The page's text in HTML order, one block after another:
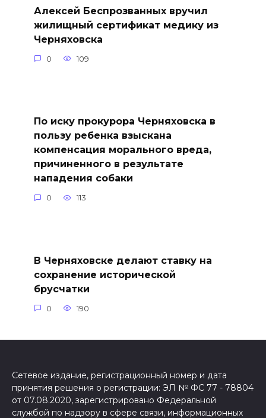
Алексей Беспрозванных вручил
жилищный сертификат медику из
Черняховска
0 109
По иску прокурора Черняховска в
пользу ребенка взыскана
компенсация морального вреда,
причиненного в результате
нападения собаки
0 113
В Черняховске делают ставку на
сохранение исторической
брусчатки
0 190
Сетевое издание, регистрационный номер и дата
принятия решения о регистрации: ЭЛ № ФС 77 - 78804
от 07.08.2020, зарегистрировано Федеральной
службой по надзору в сфере связи, информационных